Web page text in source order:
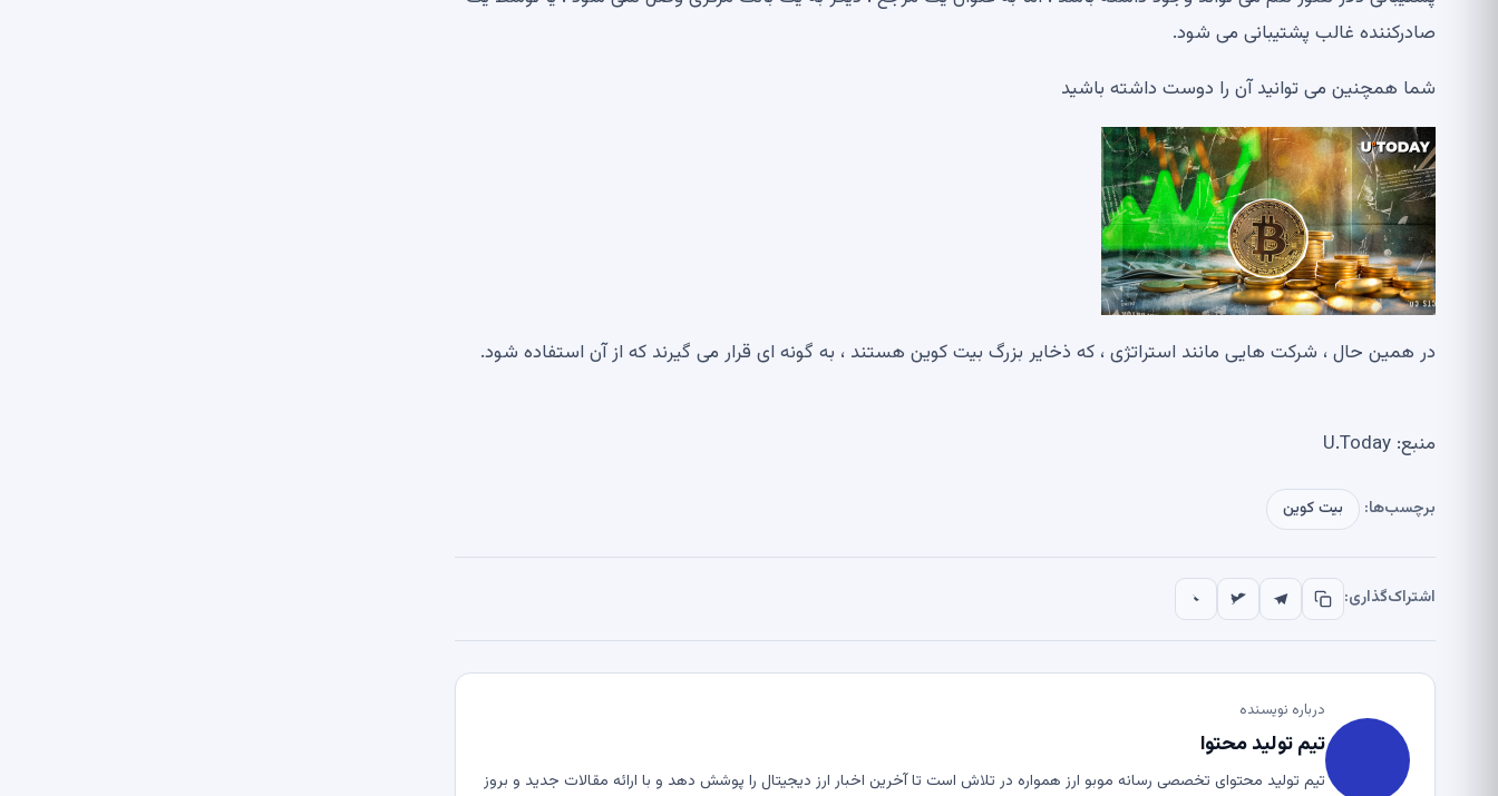
صادرکننده غالب پشتیبانی می شود.
شما همچنین می توانید آن را دوست داشته باشید
در همین حال ، شرکت هایی مانند استراتژی ، که ذخایر بزرگ بیت کوین هستند ، به گونه ای قرار می گیرند که از آن استفاده شود.
منبع: U.Today
برچسب‌ها: بیت کوین
اشتراک‌گذاری:
درباره نویسنده
تیم تولید محتوا
تیم تولید محتوای تخصصی رسانه موبو ارز همواره در تلاش است تا آخرین اخبار ارز دیجیتال را پوشش دهد و با ارائه مقالات جدید و بروز